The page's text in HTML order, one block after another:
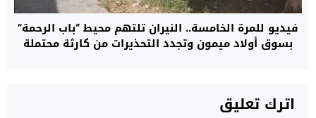
فيديو للمرة الخامسة.. النيران تلتهم محيط “باب الرحمة”
بسوق أولاد ميمون وتجدد التحذيرات من كارثة محتملة
اترك تعليق